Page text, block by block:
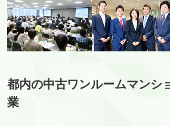
都内の中古ワンルームマンシ
業